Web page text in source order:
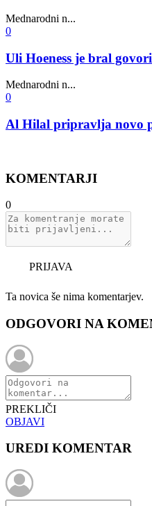
Mednarodni n...
0
Uli Hoeness je bral
Mednarodni n...
0
Al Hilal pripravlja novo
KOMENTARJI
0
PRIJAVA
Ta novica še nima komentarjev.
ODGOVORI NA
PREKLIČI
OBJAVI
UREDI KOMENTAR